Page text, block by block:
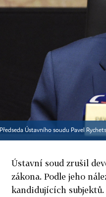
Předseda Ústavního soudu Pavel
Ústavní soud zrušil
zákona. Podle jeho
kandidujících subjektů.